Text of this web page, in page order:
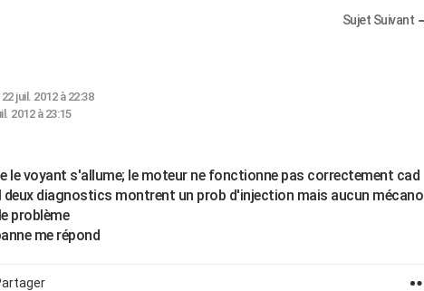
Sujet Suivant
juil. 2012 à 22:38
2012 à 23:15
le voyant s'allume; le moteur ne fonctionne pas correctement cad
deux diagnostics montrent un prob d'injection mais aucun mécano
problème
me répond